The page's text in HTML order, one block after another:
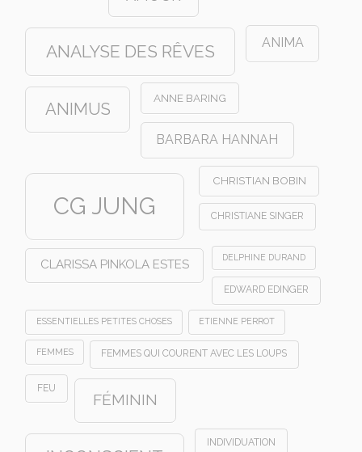
ANALYSE DES RÊVES ANIMA
ANIMUS
ANNE BARING
BARBARA HANNAH
CG JUNG
CHRISTIAN BOBIN
CHRISTIANE SINGER
CLARISSA PINKOLA ESTES DELPHINE DURAND
EDWARD EDINGER
ESSENTIELLES PETITES CHOSES ETIENNE PERROT
FEMMES FEMMES QUI COURENT AVEC LES LOUPS
FEU
FÉMININ
INDIVIDUATION